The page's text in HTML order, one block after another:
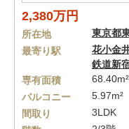
2,380万円
所在地 東京都
最寄り駅
花小金
鉄道新
専有面積
68.40m²
バルコニー
5.97m²
間取り
3LDK